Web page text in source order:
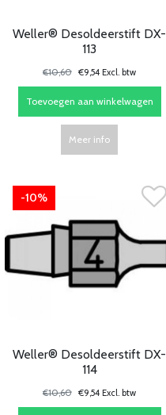
Weller® Desoldeerstift DX-
113
€10,60 €9,54 Excl. btw
Toevoegen aan winkelwagen
Meer info
-10%
Weller® Desoldeerstift DX-
114
€10,60 €9,54 Excl. btw